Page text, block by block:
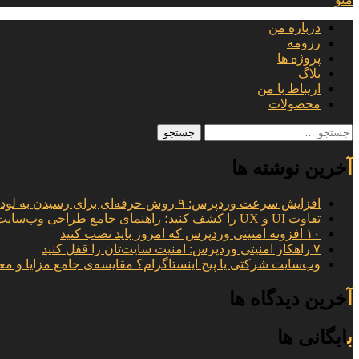
درباره من
رزومه
پروژه ها
بلاگ
ارتباط با من
محصولات
جستجو
آخرین نوشته ها
افزایش سرعت وردپرس: ۹ روش حرفه‌ای برای رسیدن به لود ۱ ثانیه
تفاوت UI و UX را کشف کنید؛ راهنمای جامع طراحی وب‌سایت
۱۰ افزونه امنیتی وردپرس که امروز باید نصب کنید
۷ راهکار امنیتی وردپرس: امنیت سایت‌تان را قفل کنید
وب‌سایت شرکتی یا پیج اینستاگرام؟ مقایسه‌ی جامع مزایا و
آخرین دیدگاه ها
بایگانی ها